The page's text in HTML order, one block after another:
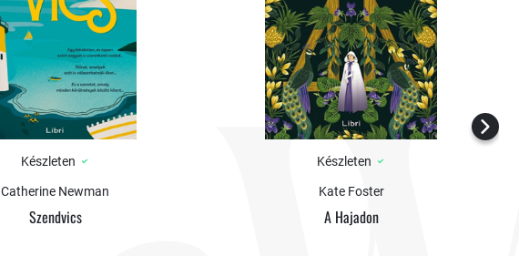
Készleten
Catherine Newman
Szendvics
Készleten
Kate Foster
A Hajadon